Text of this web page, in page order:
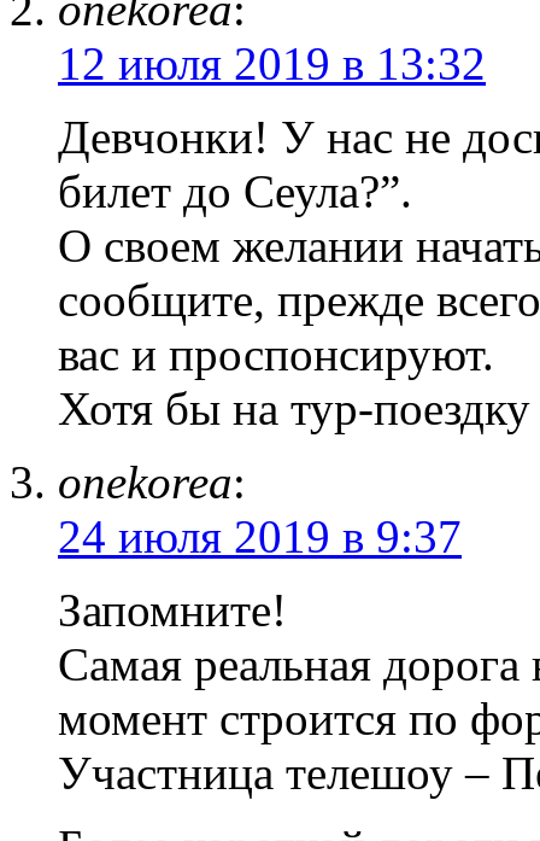
12 июля 2019 в 13:32
Девчонки! У нас не
билет до Сеула?”.
О своем желании
сообщите, прежде
вас и проспонсируют.
Хотя бы на тур-
onekorea:
24 июля 2019 в 9:37
Запомните!
Самая реальная
момент строится по
Участница телешоу –